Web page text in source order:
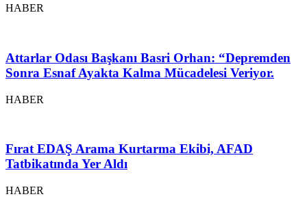
HABER
Attarlar Odası Başkanı Basri Orhan: “Depremden
Sonra Esnaf Ayakta Kalma Mücadelesi Veriyor.
HABER
Fırat EDAŞ Arama Kurtarma Ekibi, AFAD
Tatbikatında Yer Aldı
HABER